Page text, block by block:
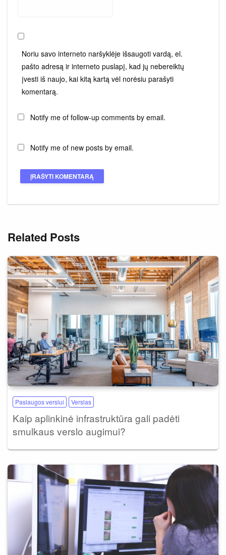
Noriu savo interneto naršyklėje išsaugoti vardą, el.
pašto adresą ir interneto puslapį, kad jų nebereiktų
įvesti iš naujo, kai kitą kartą vėl norėsiu parašyti
komentarą.
Notify me of follow-up comments by email.
Notify me of new posts by email.
Related Posts
Paslaugos verslui Verslas
Kaip aplinkinė infrastruktūra gali padėti
smulkaus verslo augimui?